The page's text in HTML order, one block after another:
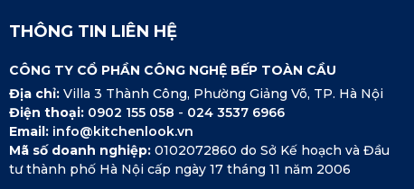
THÔNG TIN LIÊN HỆ
CÔNG TY CỔ PHẦN CÔNG NGHỆ BẾP TOÀN CẦU
Địa chỉ: Villa 3 Thành Công, Phường Giảng Võ, TP. Hà Nội
Điện thoại: 0902 155 058 - 024 3537 6966
Email: info@kitchenlook.vn
Mã số doanh nghiệp: 0102072860 do Sở Kế hoạch và Đầu
tư thành phố Hà Nội cấp ngày 17 tháng 11 năm 2006